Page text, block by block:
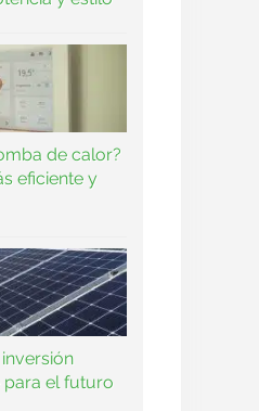
de calor?
eficiente y
para el futuro